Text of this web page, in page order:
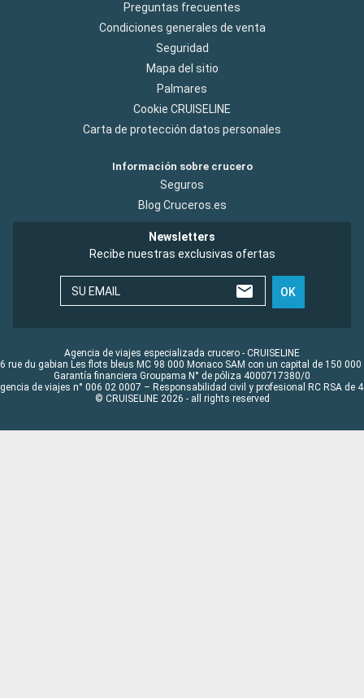
Preguntas frecuentes
Condiciones generales de venta
Seguridad
Mapa del sitio
Palmares
Cookie CRUISELINE
Carta de protección datos personales
Información sobre crucero
Seguros
Blog Cruceros.es
Newsletters
Recibe nuestras exclusivas ofertas
SU EMAIL OK
Agencia de viajes especializada crucero - CRUISELINE
rue du gabian Les flots bleus MC 98 000 Monaco SAM con un capital de 150 000
Garantía financiera Groupama N° de póliza 4000717380/0
de viajes n° 006 02 0007 – Responsabilidad civil y profesional RC RSA de
© CRUISELINE 2026 - all rights reserved